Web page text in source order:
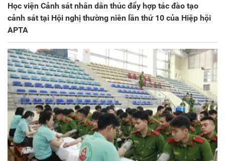
Học viện Cảnh sát nhân dân thúc đẩy hợp tác đào tạo
cảnh sát tại Hội nghị thường niên lần thứ 10 của Hiệp hội
APTA